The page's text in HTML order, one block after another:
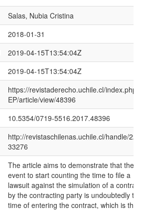
Salas, Nubia Cristina
2018-01-31
2019-04-15T13:54:04Z
2019-04-15T13:54:04Z
https://revistaderecho.uchile.cl/index.php/
EP/article/view/48396
10.5354/0719-5516.2017.48396
http://revistaschilenas.uchile.cl/handle/
33276
The article aims to demonstrate that the
event to start counting the time to file a
lawsuit against the simulation of a contract
by the contracting party is undoubtedly
time of entering the contract, which is the